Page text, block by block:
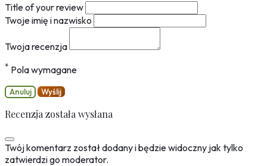
Title of your review
Twoje imię i nazwisko
Twoja recenzja
* Pola wymagane
Anuluj Wyślij
Recenzja została wysłana
Twój komentarz został dodany i będzie widoczny jak tylko
zatwierdzi go moderator.